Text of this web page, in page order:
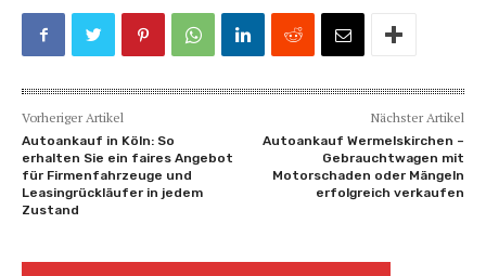
Vorheriger Artikel
Autoankauf in Köln: So
erhalten Sie ein faires Angebot
für Firmenfahrzeuge und
Leasingrückläufer in jedem
Zustand
Nächster Artikel
Autoankauf Wermelskirchen –
Gebrauchtwagen mit
Motorschaden oder Mängeln
erfolgreich verkaufen